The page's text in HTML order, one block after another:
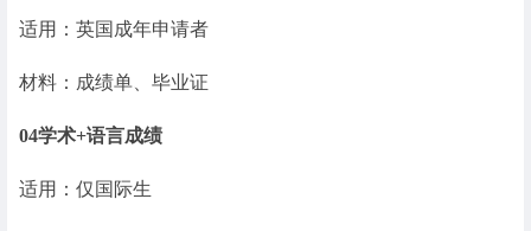
适用：英国成年申请者
材料：成绩单、毕业证
04学术+语言成绩
适用：仅国际生